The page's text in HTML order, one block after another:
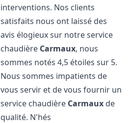
interventions. Nos clients
satisfaits nous ont laissé des
avis élogieux sur notre service
chaudière Carmaux, nous
sommes notés 4,5 étoiles sur 5.
Nous sommes impatients de
vous servir et de vous fournir un
service chaudière Carmaux de
qualité. N'hés